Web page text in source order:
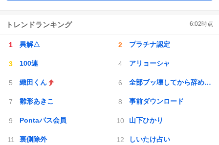
トレンドランキング 6:02時点
異解△ プラチナ認定
100連 アリョーシャ
織田くん 全部ブッ壊してから辞めたい
雛形あきこ 事前ダウンロード
Pontaパス会員 山下ひかり
裏側除外 しいたけ占い